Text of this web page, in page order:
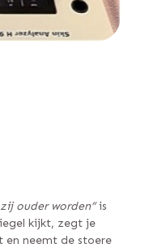
ouder worden”is
kijkt, zegt je
en neemt de stoere